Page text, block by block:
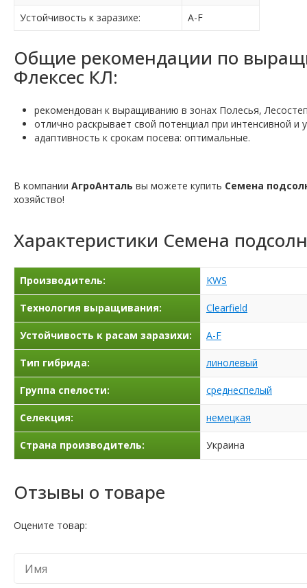
Устойчивость к заразихе:
A-F
Общие рекомендации по
Флексес КЛ:
рекомендован к выращиванию в зонах Полесья,
отлично раскрывает свой потенциал при интенсивной
адаптивность к срокам посева: оптимальные.
В компании АгроАнталь вы можете купить Семена
хозяйство!
Характеристики Семена
Производитель: KWS
Технология выращивания: Clearfield
Устойчивость к расам заразихи: A-F
Тип гибрида: линолевый
Группа спелости: среднеспелый
Селекция: немецкая
Страна производитель: Украина
Отзывы о товаре
Оцените товар: